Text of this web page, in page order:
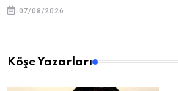
07/08/2026
Köşe Yazarları